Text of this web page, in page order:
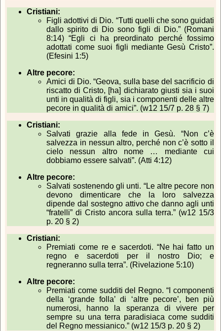
Cristiani:
Figli adottivi di Dio. “Tutti quelli che sono guidati
dallo spirito di Dio sono figli di Dio.” (Romani
8:14) “Egli ci ha preordinato perché fossimo
adottati come suoi figli mediante Gesù Cristo”.
(Efesini 1:5)
Altre pecore:
Amici di Dio. “Geova, sulla base del sacrificio di
riscatto di Cristo, [ha] dichiarato giusti sia i suoi
unti in qualità di figli, sia i componenti delle altre
pecore in qualità di amici”. (w12 15/7 p. 28 § 7)
Cristiani:
Salvati grazie alla fede in Gesù. “Non c’è
salvezza in nessun altro, perché non c’è sotto il
cielo nessun altro nome … mediante cui
dobbiamo essere salvati”. (Atti 4:12)
Altre pecore:
Salvati sostenendo gli unti. “Le altre pecore non
devono dimenticare che la loro salvezza
dipende dal sostegno attivo che danno agli unti
“fratelli” di Cristo ancora sulla terra.” (w12 15/3
p. 20 § 2)
Cristiani:
Premiati come re e sacerdoti. “Ne hai fatto un
regno e sacerdoti per il nostro Dio; e
regneranno sulla terra”. (Rivelazione 5:10)
Altre pecore:
Premiati come sudditi del Regno. “I componenti
della ‘grande folla’ di ‘altre pecore’, ben più
numerosi, hanno la speranza di vivere per
sempre su una terra paradisiaca come sudditi
del Regno messianico.” (w12 15/3 p. 20 § 2)